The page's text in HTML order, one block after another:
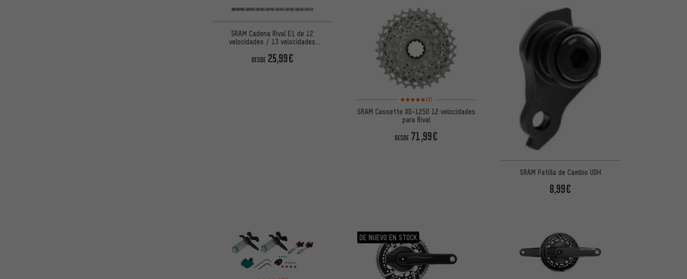
SRAM Cadena Rival E1 de 12
velocidades / 13 velocidades
DESDE 25,99€
Valoración media: 5 de 5 basada en 3 reseñas
(3)
SRAM Cassette XG-1250 12 velocidades
para Rival
DESDE 71,99€
SRAM Patilla de Cambio UDH
8,99€
Valoración media: 5 de 5 basada en 1 reseñas
DE NUEVO EN STOCK